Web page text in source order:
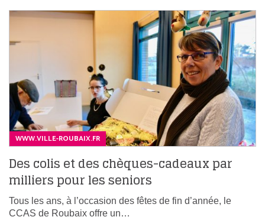
WWW.VILLE-ROUBAIX.FR
Des colis et des chèques-cadeaux par
milliers pour les seniors
Tous les ans, à l’occasion des fêtes de fin d’année, le
CCAS de Roubaix offre un…